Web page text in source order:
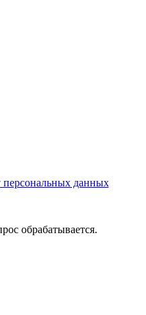
персональных данных
обрабатывается.